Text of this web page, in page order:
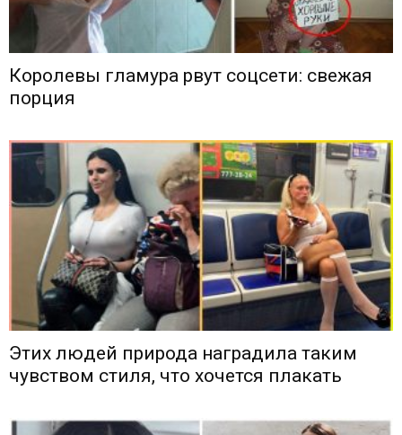
Королевы гламура рвут соцсети: свежая
порция
Этих людей природа наградила таким
чувством стиля, что хочется плакать